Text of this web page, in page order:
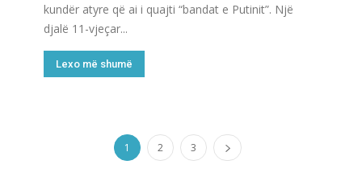
kundër atyre që ai i quajti “bandat e Putinit”. Një
djalë 11-vjeçar...
Lexo më shumë
1 2 3